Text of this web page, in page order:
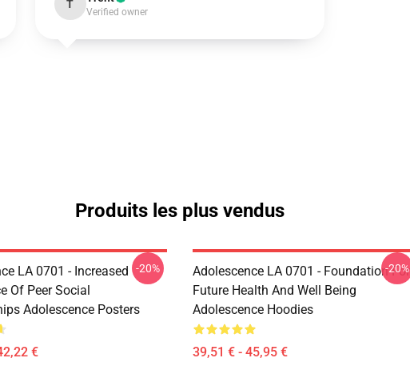
T
Verified owner
Produits les plus vendus
LA 0701 - Increased
Of Peer Social
Adolescence Posters
€
-20%
Adolescence LA 0701 - Foundation For
Future Health And Well Being
Adolescence Hoodies
39,51 € - 45,95 €
-20%